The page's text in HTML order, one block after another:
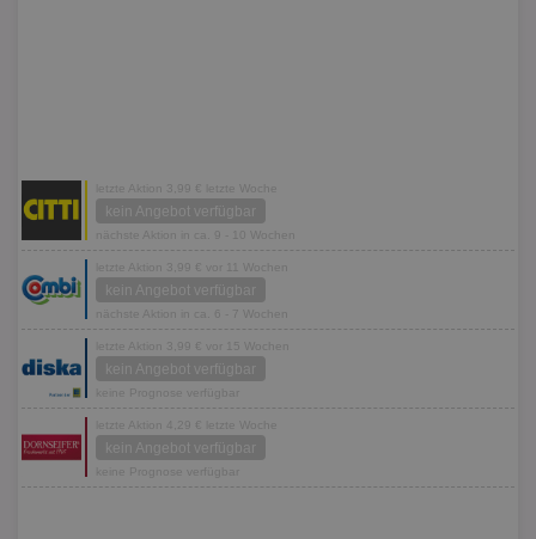
letzte Aktion 3,99 € letzte Woche
kein Angebot verfügbar
nächste Aktion in ca. 9 - 10 Wochen
letzte Aktion 3,99 € vor 11 Wochen
kein Angebot verfügbar
nächste Aktion in ca. 6 - 7 Wochen
letzte Aktion 3,99 € vor 15 Wochen
kein Angebot verfügbar
keine Prognose verfügbar
letzte Aktion 4,29 € letzte Woche
kein Angebot verfügbar
keine Prognose verfügbar